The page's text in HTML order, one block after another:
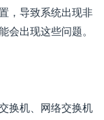
，导致系统出现非
会出现这些问题。
换机、网络交换机